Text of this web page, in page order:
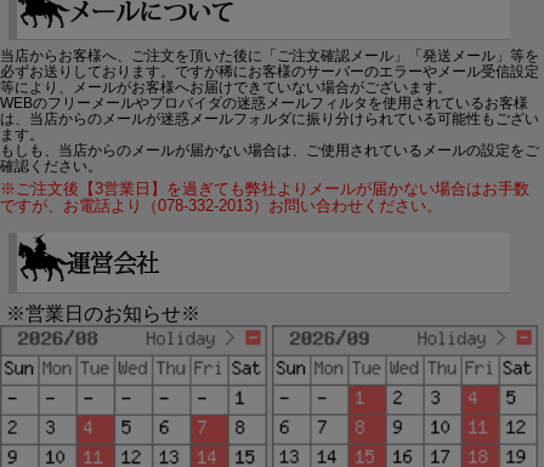
当店からお客様へ、ご注文を頂いた後に「ご注文確認メール」「発送メール」等を
必ずお送りしております。ですが稀にお客様のサーバーのエラーやメール受信設定
等により、メールがお客様へお届けできていない場合がございます。
WEBのフリーメールやプロバイダの迷惑メールフィルタを使用されているお客様
は、当店からのメールが迷惑メールフォルダに振り分けられている可能性もござい
ます。
もしも、当店からのメールが届かない場合は、ご使用されているメールの設定をご
確認ください。
※ご注文後【3営業日】を過ぎても弊社よりメールが届かない場合はお手数
ですが、お電話より（078-332-2013）お問い合わせください。
※営業日のお知らせ※